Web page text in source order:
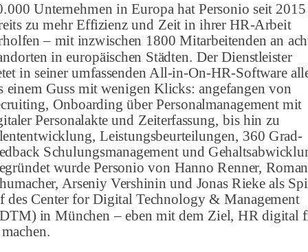
Unternehmen in Europa hat Personio seit 2015
zu mehr Effizienz und Zeit in ihrer HR-Arbeit
– mit inzwischen 1800 Mitarbeitenden an
in europäischen Städten. Der Dienstleister
in seiner umfassenden All-in-On-HR-Software
einem Guss mit wenigen Klicks: angefangen von
Onboarding über Personalmanagement mit
Personalakte und Zeiterfassung, bis hin zu
Leistungsbeurteilungen, 360 Grad-
Schulungsmanagement und
wurde Personio von Hanno Renner, Roman
Arseniy Vershinin und Jonas Rieke als
des Center for Digital Technology & Management
in München – eben mit dem Ziel, HR digital